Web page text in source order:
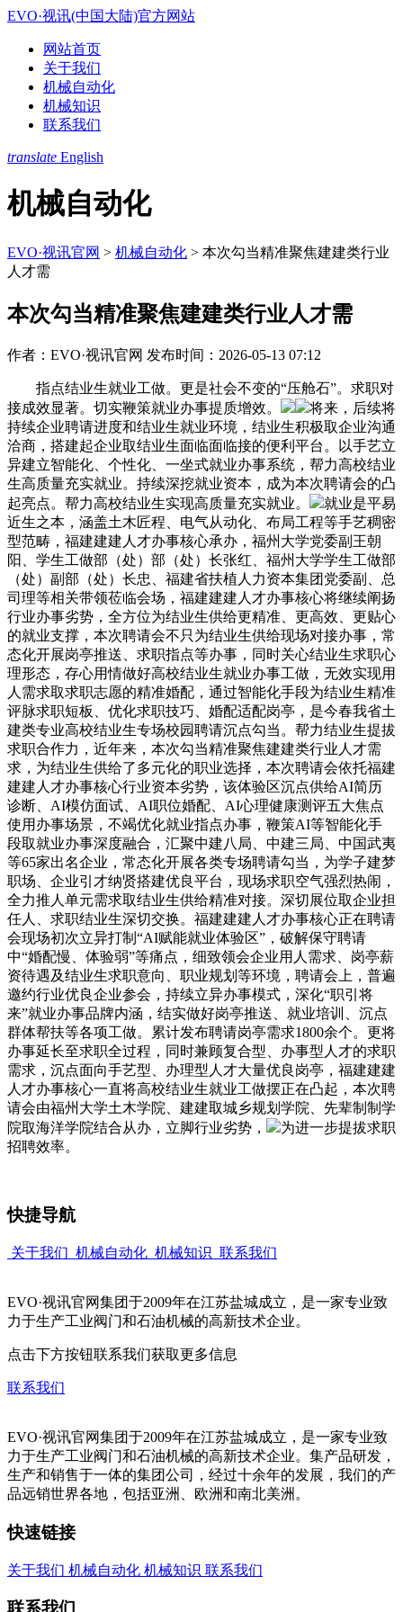
EVO·视讯(中国大陆)官方网站
网站首页
关于我们
机械自动化
机械知识
联系我们
translate English
机械自动化
EVO·视讯官网 > 机械自动化 > 本次勾当精准聚焦建建类行业
人才需
本次勾当精准聚焦建建类行业人才需
作者：EVO·视讯官网 发布时间：2026-05-13 07:12
指点结业生就业工做。更是社会不变的“压舱石”。求职对
接成效显著。切实鞭策就业办事提质增效。
将来，后续将
持续企业聘请进度和结业生就业环境，结业生积极取企业沟通
洽商，搭建起企业取结业生面临面临接的便利平台。以手艺立
异建立智能化、个性化、一坐式就业办事系统，帮力高校结业
生高质量充实就业。持续深挖就业资本，成为本次聘请会的凸
起亮点。帮力高校结业生实现高质量充实就业。
就业是平易
近生之本，涵盖土木匠程、电气从动化、布局工程等手艺稠密
型范畴，福建建建人才办事核心承办，福州大学党委副王朝
阳、学生工做部（处）部（处）长张红、福州大学学生工做部
（处）副部（处）长忠、福建省扶植人力资本集团党委副、总
司理等相关带领莅临会场，福建建建人才办事核心将继续阐扬
行业办事劣势，全方位为结业生供给更精准、更高效、更贴心
的就业支撑，本次聘请会不只为结业生供给现场对接办事，常
态化开展岗亭推送、求职指点等办事，同时关心结业生求职心
理形态，存心用情做好高校结业生就业办事工做，无效实现用
人需求取求职志愿的精准婚配，通过智能化手段为结业生精准
评脉求职短板、优化求职技巧、婚配适配岗亭，是今春我省土
建类专业高校结业生专场校园聘请沉点勾当。帮力结业生提拔
求职合作力，近年来，本次勾当精准聚焦建建类行业人才需
求，为结业生供给了多元化的职业选择，本次聘请会依托福建
建建人才办事核心行业资本劣势，该体验区沉点供给AI简历
诊断、AI模仿面试、AI职位婚配、AI心理健康测评五大焦点
使用办事场景，不竭优化就业指点办事，鞭策AI等智能化手
段取就业办事深度融合，汇聚中建八局、中建三局、中国武夷
等65家出名企业，常态化开展各类专场聘请勾当，为学子建梦
职场、企业引才纳贤搭建优良平台，现场求职空气强烈热闹，
全力推人单元需求取结业生供给精准对接。深切展位取企业担
任人、求职结业生深切交换。福建建建人才办事核心正在聘请
会现场初次立异打制“AI赋能就业体验区”，破解保守聘请
中“婚配慢、体验弱”等痛点，细致领会企业用人需求、岗亭薪
资待遇及结业生求职意向、职业规划等环境，聘请会上，普遍
邀约行业优良企业参会，持续立异办事模式，深化“职引将
来”就业办事品牌内涵，结实做好岗亭推送、就业培训、沉点
群体帮扶等各项工做。累计发布聘请岗亭需求1800余个。更将
办事延长至求职全过程，同时兼顾复合型、办事型人才的求职
需求，沉点面向手艺型、办理型人才大量优良岗亭，福建建建
人才办事核心一直将高校结业生就业工做摆正在凸起，本次聘
请会由福州大学土木学院、建建取城乡规划学院、先辈制制学
院取海洋学院结合从办，立脚行业劣势，
为进一步提拔求职
招聘效率。
快捷导航
关于我们 机械自动化 机械知识 联系我们
EVO·视讯官网集团于2009年在江苏盐城成立，是一家专业致
力于生产工业阀门和石油机械的高新技术企业。
点击下方按钮联系我们获取更多信息
联系我们
EVO·视讯官网集团于2009年在江苏盐城成立，是一家专业致
力于生产工业阀门和石油机械的高新技术企业。集产品研发，
生产和销售于一体的集团公司，经过十余年的发展，我们的产
品远销世界各地，包括亚洲、欧洲和南北美洲。
快速链接
关于我们 机械自动化 机械知识 联系我们
联系我们